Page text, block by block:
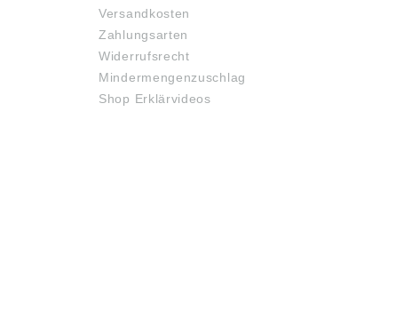
Versandkosten
Zahlungsarten
Widerrufsrecht
Mindermengenzuschlag
Shop Erklärvideos